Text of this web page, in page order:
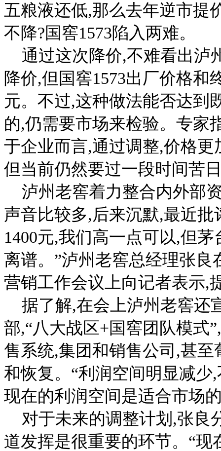
五粮液还低,那么去年逆市提
不降?国窖1573陷入两难。
通过这次降价,不难看出泸
降价,但国窖1573出厂价格
元。不过,这种做法能否达到
的,仍需要市场来检验。专家
于企业而言,通过调整,价格
但当前仍然要过一段时间苦
泸州老窖着力整合内外部
声音比较多,后来沉默,最近
1400元,我们高一点可以,但
离谱。”泸州老窖总经理张良
营销工作会议上向记者表示,
据了解,在会上泸州老窖还
部,“八大战区+国窖团队模式
售系统,集团和销售公司,甚
和恢复。“利润空间明显减
现在的利润空间是适合市场
对于未来的调整计划,张良
道发挥是很重要的环节。“